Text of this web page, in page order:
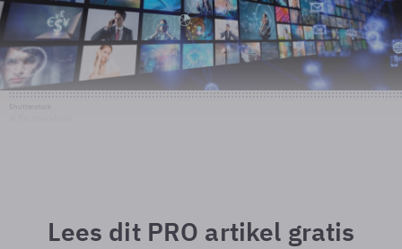
Lees dit PRO artikel gratis